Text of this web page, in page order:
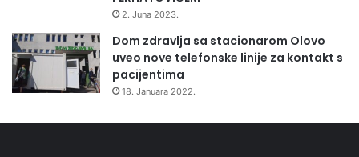
2. Juna 2023.
Dom zdravlja sa stacionarom Olovo
uveo nove telefonske linije za kontakt s
pacijentima
18. Januara 2022.